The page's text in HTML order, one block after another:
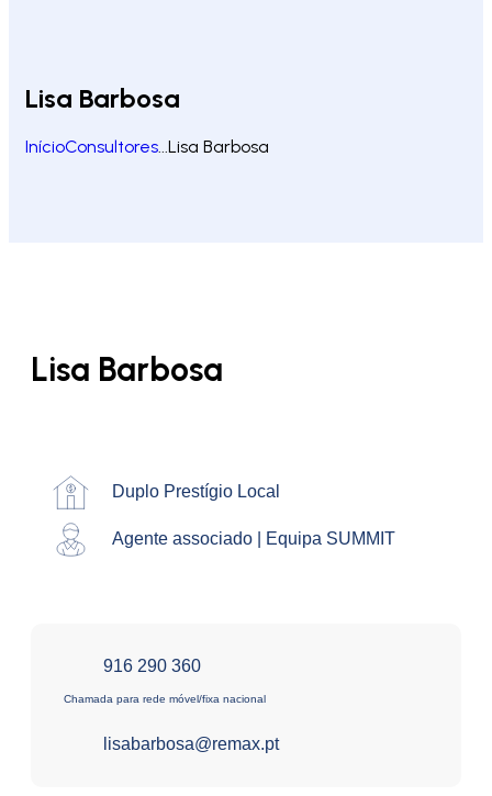
Lisa Barbosa
InícioConsultores...Lisa Barbosa
Lisa Barbosa
Duplo Prestígio Local
Agente associado | Equipa SUMMIT
916 290 360
Chamada para rede móvel/fixa nacional
lisabarbosa@remax.pt